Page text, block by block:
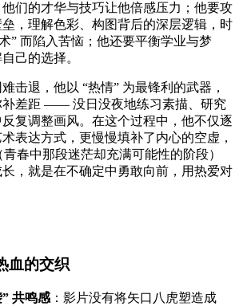
们的才华与技巧让他倍感压力；他要攻
，理解色彩、构图背后的深层逻辑，时
” 而陷入苦恼；他还要平衡学业与梦
己的选择。
击退，他以 “热情” 为最锋利的武器，
补差距 —— 没日没夜地练习素描、研究
复调整画风。在这个过程中，他不仅逐
表达方式，更慢慢填补了内心的空虚，
春中那段迷茫却充满可能性的阶段）
，就是在不确定中勇敢向前，用热爱对
血的交织
共鸣感 ：影片没有将矢口八虎塑造成